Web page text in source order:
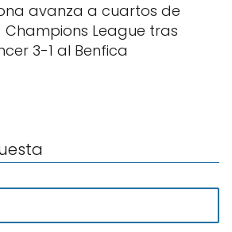
avanza a cuartos de
Champions League tras
3-1 al Benfica